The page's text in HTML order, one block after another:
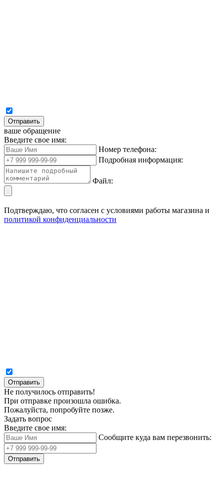
Отправить
ваше обращение
Введите свое имя:
Номер телефона:
Подробная информация:
Файл:
Подтверждаю, что согласен с условиями работы магазина и
политикой конфиденциальности
Отправить
Не получилось отправить!
При отправке произошла ошибка.
Пожалуйста, попробуйте позже.
Задать вопрос
Введите свое имя:
Сообщите куда вам перезвонить:
Отправить